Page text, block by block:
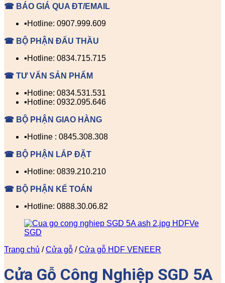
☎ BÁO GIÁ QUA ĐT/EMAIL
▪️Hotline: 0907.999.609
☎ BỘ PHẬN ĐẤU THẦU
▪️Hotline: 0834.715.715
☎ TƯ VẤN SẢN PHẨM
▪️Hotline: 0834.531.531
▪️Hotline: 0932.095.646
☎ BỘ PHẬN GIAO HÀNG
▪️Hotline : 0845.308.308
☎ BỘ PHẬN LẮP ĐẶT
▪️Hotline: 0839.210.210
☎ BỘ PHẬN KẾ TOÁN
▪️Hotline: 0888.30.06.82
Trang chủ / Cửa gỗ / Cửa gỗ HDF VENEER
Cửa Gỗ Công Nghiệp SGD 5A